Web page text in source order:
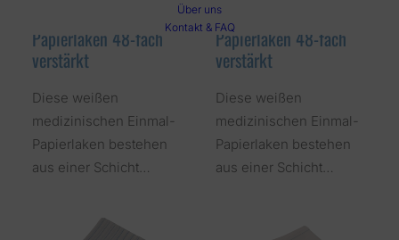
Über uns
Kontakt & FAQ
Papierlaken 48-fach
verstärkt
Diese weißen
medizinischen Einmal-
Papierlaken bestehen
aus einer Schicht…
RTPTL 48/110 Einmal-
Papierlaken 48-fach
verstärkt
Diese weißen
medizinischen Einmal-
Papierlaken bestehen
aus einer Schicht…